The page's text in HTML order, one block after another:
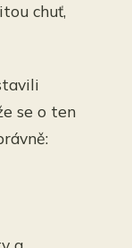
chuť,
se o ten